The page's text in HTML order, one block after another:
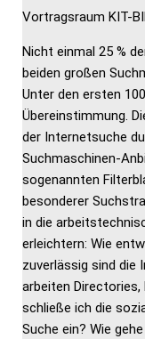
Vortragsraum KIT-
Nicht einmal 25 %
beiden großen
Unter den ersten
Übereinstimmung.
der Internetsuche
Suchmaschinen-
sogenannten
besonderer
in die
erleichtern: Wie
zuverlässig sind die
arbeiten
schließe ich die
Suche ein? Wie